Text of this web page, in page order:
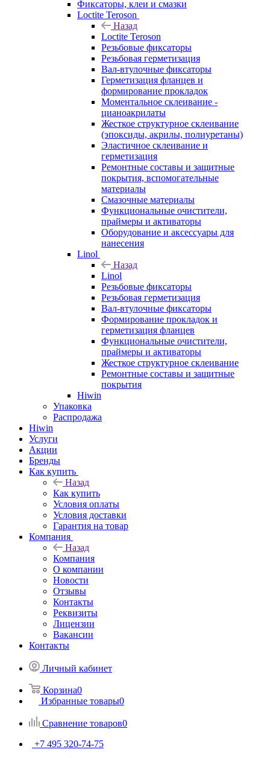
Фиксаторы, клеи и смазки
Loctite Teroson
Назад
Loctite Teroson
Резьбовые фиксаторы
Резьбовая герметизация
Вал-втулочные фиксаторы
Герметизация фланцев и
формирование прокладок
Моментальное склеивание -
цианоакрилаты
Жесткое структурное склеивание
(эпоксиды, акрилы, полиуретаны)
Эластичное склеивание и
герметизация
Ремонтные составы и защитные
покрытия, вспомогательные
материалы
Смазочные материалы
Функциональные очистители,
праймеры и активаторы
Оборудование и аксессуары для
нанесения
Linol
Назад
Linol
Резьбовые фиксаторы
Резьбовая герметизация
Вал-втулочные фиксаторы
Формирование прокладок и
герметизация фланцев
Функциональные очистители,
праймеры и активаторы
Жесткое структурное склеивание
Ремонтные составы и защитные
покрытия
Hiwin
Упаковка
Распродажа
Hiwin
Услуги
Акции
Бренды
Как купить
Назад
Как купить
Условия оплаты
Условия доставки
Гарантия на товар
Компания
Назад
Компания
О компании
Новости
Отзывы
Контакты
Реквизиты
Лицензии
Вакансии
Контакты
Личный кабинет
Корзина0
Избранные товары0
Сравнение товаров0
+7 495 320-74-75